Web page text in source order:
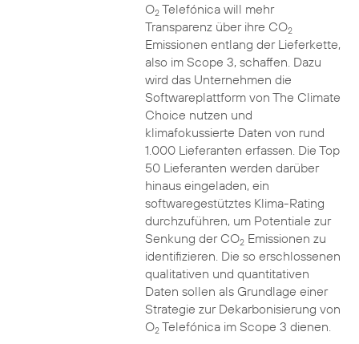
O2Telefónica will mehr
Transparenz über ihre CO2
Emissionen entlang der Lieferkette,
also im Scope 3, schaffen. Dazu
wird das Unternehmen die
Softwareplattform von The Climate
Choice nutzen und
klimafokussierte Daten von rund
1.000 Lieferanten erfassen. Die Top
50 Lieferanten werden darüber
hinaus eingeladen, ein
softwaregestütztes Klima-Rating
durchzuführen, um Potentiale zur
Senkung der CO2Emissionen zu
identifizieren. Die so erschlossenen
qualitativen und quantitativen
Daten sollen als Grundlage einer
Strategie zur Dekarbonisierung von
O2Telefónica im Scope 3 dienen.